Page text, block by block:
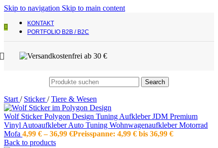
Skip to navigation Skip to main content
KONTAKT
PORTFOLIO B2B / B2C
Search
Start / Sticker/ Tiere & Wesen
Wolf Sticker Polygon Design Tuning Aufkleber JDM Premium
Vinyl Autoaufkleber Auto Tuning Wohnwagenaufkleber Motorrad
Mofa 4,99 € –36,99 €Preisspanne: 4,99 € bis 36,99 €
Back to products